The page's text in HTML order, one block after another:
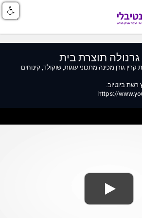
תוצרת בית
גורן מכינה מתכוני עוגות, שוקולד, קינוחים
רשת ביוטיוב:
https://